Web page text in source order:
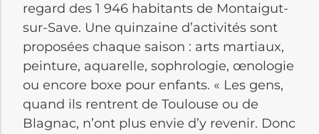
regard des 1 946 habitants de Montaigut-
sur-Save. Une quinzaine d’activités sont
proposées chaque saison : arts martiaux,
peinture, aquarelle, sophrologie, œnologie
ou encore boxe pour enfants. « Les gens,
quand ils rentrent de Toulouse ou de
Blagnac, n’ont plus envie d’y revenir. Donc